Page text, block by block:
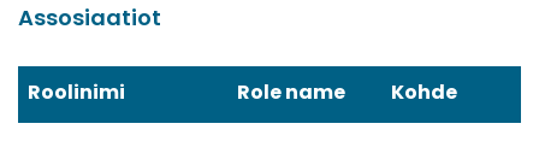
Assosiaatiot
Roolinimi Role name Kohde